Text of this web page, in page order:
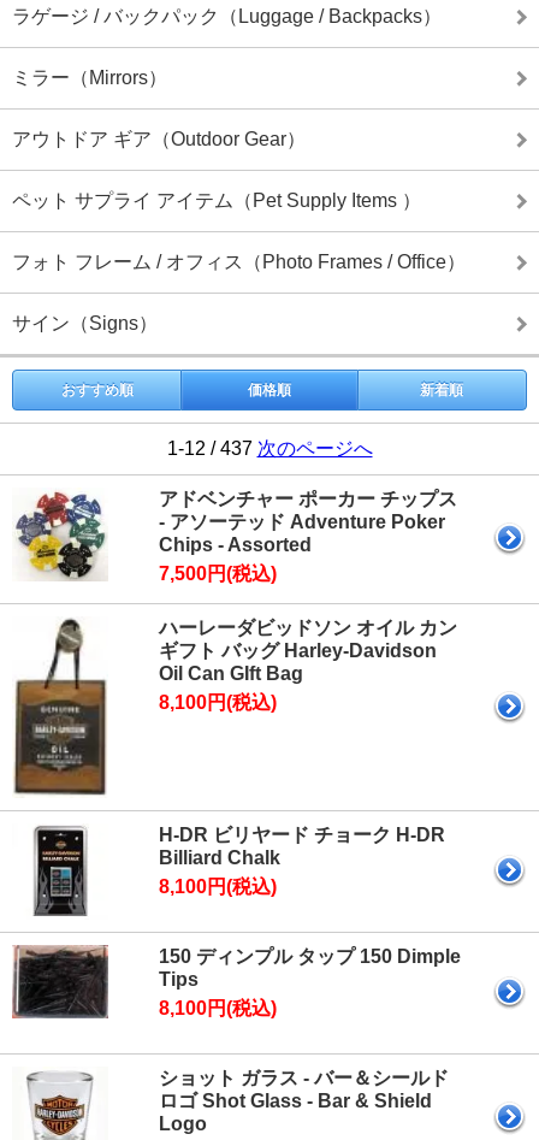
ラゲージ / バックパック（Luggage / Backpacks）
ミラー（Mirrors）
アウトドア ギア（Outdoor Gear）
ペット サプライ アイテム（Pet Supply Items ）
フォト フレーム / オフィス（Photo Frames / Office）
サイン（Signs）
おすすめ順 価格順 新着順
1-12 / 437 次のページへ
アドベンチャー ポーカー チップス
- アソーテッド Adventure Poker
Chips - Assorted
7,500円(税込)
ハーレーダビッドソン オイル カン
ギフト バッグ Harley-Davidson
Oil Can GIft Bag
8,100円(税込)
H-DR ビリヤード チョーク H-DR
Billiard Chalk
8,100円(税込)
150 ディンプル タップ 150 Dimple
Tips
8,100円(税込)
ショット ガラス - バー＆シールド
ロゴ Shot Glass - Bar & Shield
Logo